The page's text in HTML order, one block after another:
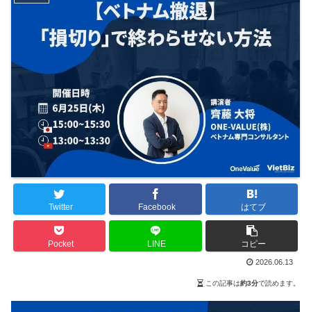
Twitter Facebook はてブ
Pocket LINE コピー
2026.06.13
この記事は約3分で読めます。